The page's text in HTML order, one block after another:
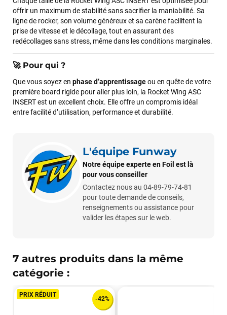
offrir un maximum de stabilité sans sacrifier la maniabilité. Sa
ligne de rocker, son volume généreux et sa carène facilitent la
prise de vitesse et le décollage, tout en assurant des
redécollages sans stress, même dans les conditions marginales.
🚀 Pour qui ?
Que vous soyez en phase d’apprentissageou en quête de votre
première board rigide pour aller plus loin, la Rocket Wing ASC
INSERT est un excellent choix. Elle offre un compromis idéal
entre facilité d’utilisation, performance et durabilité.
L'équipe Funway
Notre équipe experte en Foil est là
pour vous conseiller
Contactez nous au 04-89-79-74-81
pour toute demande de conseils,
renseignements ou assistance pour
valider les étapes sur le web.
7 autres produits dans la même
catégorie :
PRIX RÉDUIT
-42%
sur le matériel à choisir, et m’a même offert du matériel en
plus. Niveau réactivité, c’est au top : la commande est partie
le lendemain, et j’ai bien reçu tout le matériel dans un colis
propre et soigné. Plus qu’à tester ça sur l’eau ! Je
recommande vivement ce magasin pour son
professionnalisme et sa réactivité.
Sébastien BACHELIER
il y a un mois
Cela faisait 6 mois que je galérais à remplacer ma board eux
m'ont trouvé une pépite à laquelle je n'aurais jamais pensé !
Maronui RICHMOND
il y a 3 mois
J'ai acheté une voile d'occasion depuis Tahiti. Super service.
L'envoi a été rapide. La voile est arrivée en super état.